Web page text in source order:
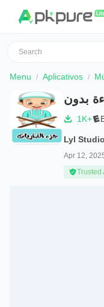
Menu Aplicativos
بدون
1K+
Lyl Studio
Apr 12,
Trusted